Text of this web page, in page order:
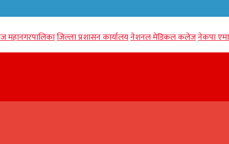
महानगरपालिकाजिल्ला प्रशासन कार्यालयनेशनल मेडिकल कलेजनेकपा